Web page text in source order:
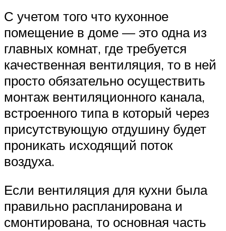
С учетом того что кухонное
помещение в доме — это одна из
главных комнат, где требуется
качественная вентиляция, то в ней
просто обязательно осуществить
монтаж вентиляционного канала,
встроенного типа в который через
присутствующую отдушину будет
проникать исходящий поток
воздуха.
Если вентиляция для кухни была
правильно распланирована и
смонтирована, то основная часть